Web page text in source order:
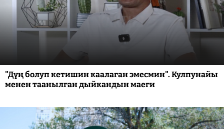
"Дүң болуп кетишин каалаган эмесмин". Кулпунайы
менен таанылган дыйкандын маеги